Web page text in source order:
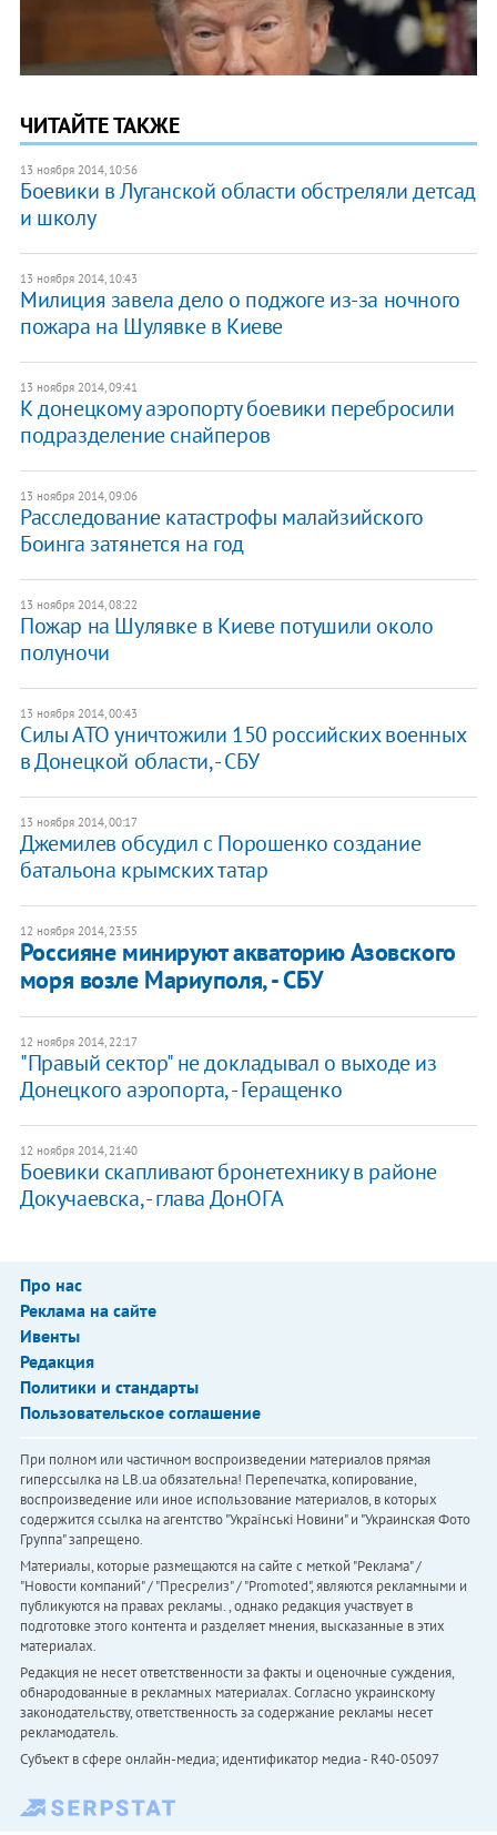
ЧИТАЙТЕ ТАКЖЕ
13 ноября 2014, 10:56
Боевики в Луганской области обстреляли детсад
и школу
13 ноября 2014, 10:43
Милиция завела дело о поджоге из-за ночного
пожара на Шулявке в Киеве
13 ноября 2014, 09:41
К донецкому аэропорту боевики перебросили
подразделение снайперов
13 ноября 2014, 09:06
Расследование катастрофы малайзийского
Боинга затянется на год
13 ноября 2014, 08:22
Пожар на Шулявке в Киеве потушили около
полуночи
13 ноября 2014, 00:43
Силы АТО уничтожили 150 российских военных
в Донецкой области, - СБУ
13 ноября 2014, 00:17
Джемилев обсудил с Порошенко создание
батальона крымских татар
12 ноября 2014, 23:55
Россияне минируют акваторию Азовского
моря возле Мариуполя, - СБУ
12 ноября 2014, 22:17
"Правый сектор" не докладывал о выходе из
Донецкого аэропорта, - Геращенко
12 ноября 2014, 21:40
Боевики скапливают бронетехнику в районе
Докучаевска, - глава ДонОГА
Про нас
Реклама на сайте
Ивенты
Редакция
Политики и стандарты
Пользовательское соглашение
При полном или частичном воспроизведении материалов прямая
гиперссылка на LB.ua обязательна! Перепечатка, копирование,
воспроизведение или иное использование материалов, в которых
содержится ссылка на агентство "Українськi Новини" и "Украинская Фото
Группа" запрещено.
Материалы, которые размещаются на сайте с меткой "Реклама" /
"Новости компаний" / "Пресрелиз" / "Promoted", являются рекламными и
публикуются на правах рекламы. , однако редакция участвует в
подготовке этого контента и разделяет мнения, высказанные в этих
материалах.
Редакция не несет ответственности за факты и оценочные суждения,
обнародованные в рекламных материалах. Согласно украинскому
законодательству, ответственность за содержание рекламы несет
рекламодатель.
Субъект в сфере онлайн-медиа; идентификатор медиа - R40-05097